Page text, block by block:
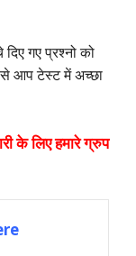
गए प्रश्नो को
आप टेस्ट में अच्छा
के लिए हमारे ग्रुप